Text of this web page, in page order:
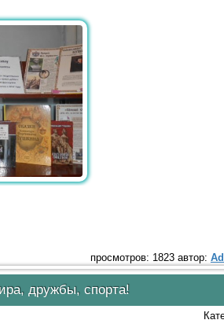
просмотров: 1823 автор:
дружбы, спорта!